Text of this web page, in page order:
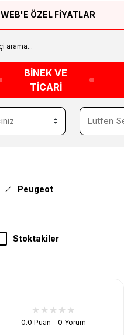
WEB'E ÖZEL FİYATLAR
BİNEK VE
TİCARİ
Peugeot
Stoktakiler
0.0 Puan - 0 Yorum